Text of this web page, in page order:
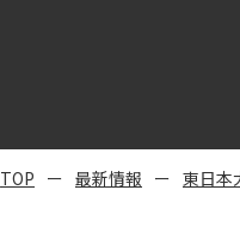
TOP 最新情報 東日本